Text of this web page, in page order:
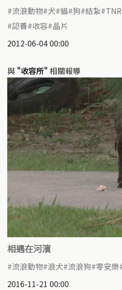
流浪動物 犬 貓 狗 結紮 TNR
認養 收容 晶片
2012-06-04 00:00
與 "收容所" 相關報導
相遇在河濱
流浪動物 浪犬 流浪狗 零安樂
2016-11-21 00:00